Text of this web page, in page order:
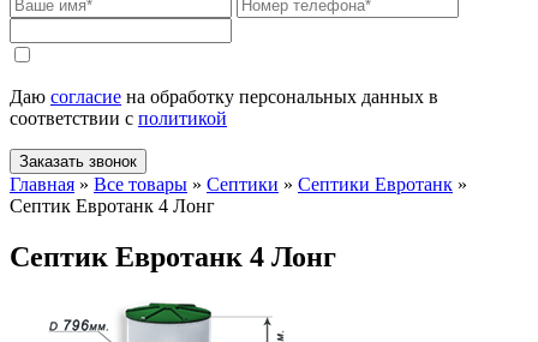
Даю согласие на обработку персональных данных в
соответствии с политикой
Заказать звонок
Главная » Все товары » Септики » Септики Евротанк »
Септик Евротанк 4 Лонг
Септик Евротанк 4 Лонг